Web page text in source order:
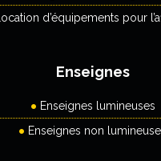
Location d’équipements pour
Enseignes
Enseignes lumineuses
Enseignes non